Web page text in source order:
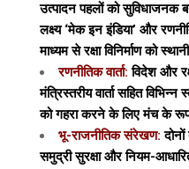
उत्पादन पहलों को सुविधाजनक
लक्ष्य ‘मेक इन इंडिया’ और
माध्यम से रक्षा विनिर्माण को
रणनीतिक वार्ता: विदेश और
मंत्रिस्तरीय वार्ता सहित
को गहरा करने के लिए मंच के
भू-राजनीतिक संरेखण:
समुद्री सुरक्षा और नियम-